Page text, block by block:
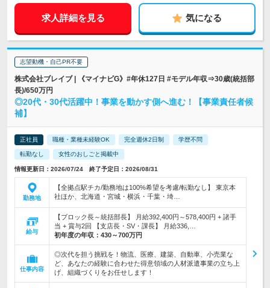
求人詳細を見る 気になる
志望動機・自己PR不要
株式会社ブレイブ | 《マイナビG》#年休127日 #モデル年収⇒30歳(統括部
長)/650万円
◎20代・30代活躍中！事業を動かす側へ進む！【事業責任者候
補】
正社員 職種・業種未経験OK 完全週休2日制 学歴不問
転勤なし 女性のおしごと掲載中
情報更新日：2026/07/24 終了予定日：2026/08/31
勤務地
【全拠点駅チカ/勤務地は100%希望を考慮/転勤なし】 東京本
社ほか、北海道・宮城・横浜・千葉・埼…
給与
【ブロック長～統括部長】 月給392,400円～578,400円 + 諸手
当 + 賞与2回 【支店長・SV・課長】 月給336,…
初年度の年収： 430～700万円
仕事内容
◎次代を担う挑戦を！物流、医療、建築、自動車、小売業な
ど、あなたの経験に合わせた得意領域の人材派遣事業の立ち上
げ、組織づくりをお任せします！